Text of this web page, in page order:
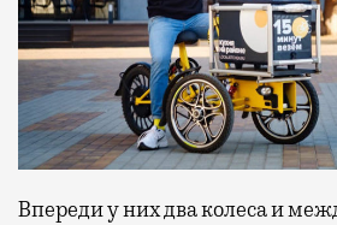
Впереди у них два колеса и